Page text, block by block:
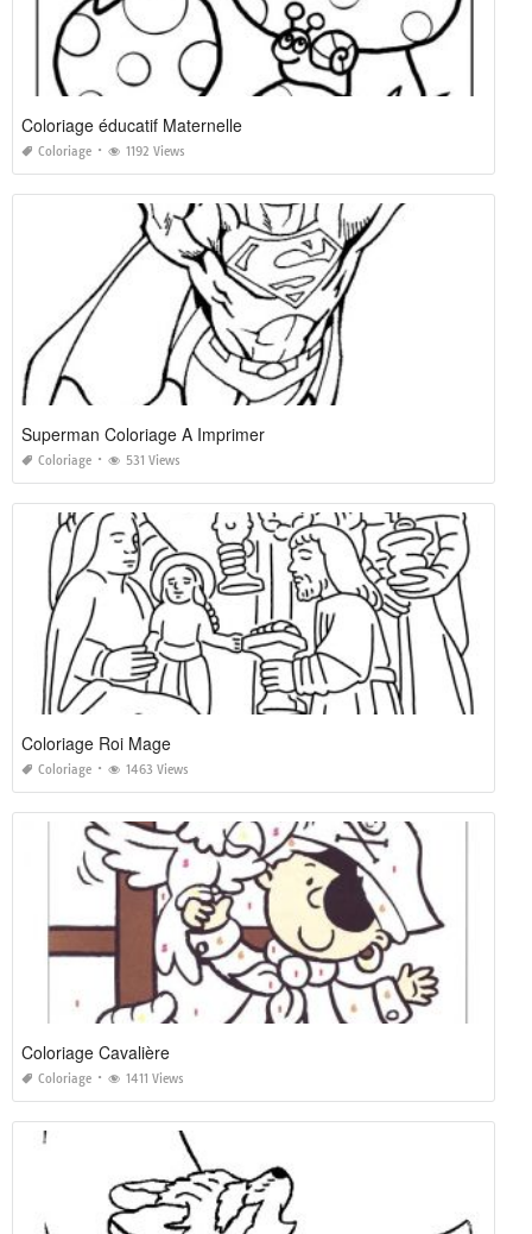
Coloriage éducatif Maternelle
Coloriage 1192 Views
Superman Coloriage A Imprimer
Coloriage 531 Views
Coloriage Roi Mage
Coloriage 1463 Views
Coloriage Cavalière
Coloriage 1411 Views